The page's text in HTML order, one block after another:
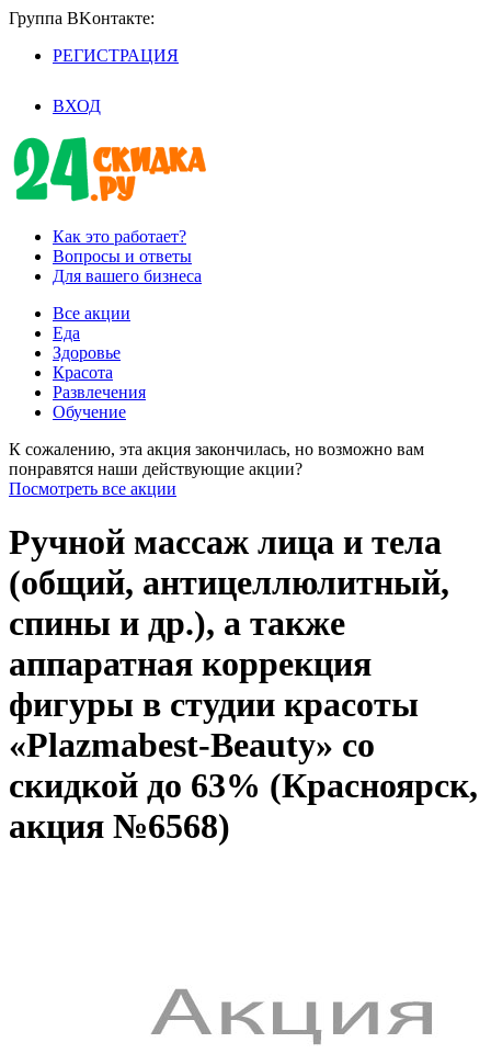
Группа BKoнтaктe:
РЕГИСТРАЦИЯ
ВХОД
Как это работает?
Вопросы и ответы
Для вашего бизнеса
Все акции
Еда
Здоровье
Красота
Развлечения
Обучение
К сожалению, эта акция закончилась, но возможно вам
понравятся наши действующие акции?
Посмотреть все акции
Ручной массаж лица и тела
(общий, антицеллюлитный,
спины и др.), а также
аппаратная коррекция
фигуры в студии красоты
«Plazmabest-Beauty» со
скидкой до 63% (Красноярск,
акция №6568)